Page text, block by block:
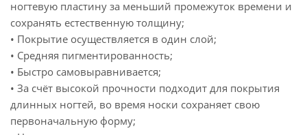
ногтевую пластину за меньший промежуток времени и
сохранять естественную толщину;
• Покрытие осуществляется в один слой;
• Средняя пигментированность;
• Быстро самовыравнивается;
• За счёт высокой прочности подходит для покрытия
длинных ногтей, во время носки сохраняет свою
первоначальную форму;